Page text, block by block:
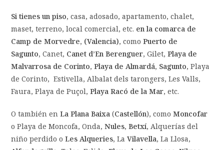
Si tienes un piso, casa, adosado, apartamento, chalet,
maset, terreno, local comercial, etc. en la comarca de
Camp de Morvedre, (Valencia), comoPuerto de
Sagunto, Canet, Canet d’En Berenguer, Gilet,Playa de
Malvarrosa de Corinto,Playa de Almardá, Sagunto, Playa
de Corinto, Estivella, Albalat dels tarongers, Les Valls,
Faura, Playa de Puçol,Playa Racó de la Mar, etc.
O también enLa Plana Baixa (Castellón), comoMoncofar
o Playa de Moncofa, Onda,Nules,Betxí, Alquerías del
niño perdido oLes Alqueries, LaVilavella, La Llosa,